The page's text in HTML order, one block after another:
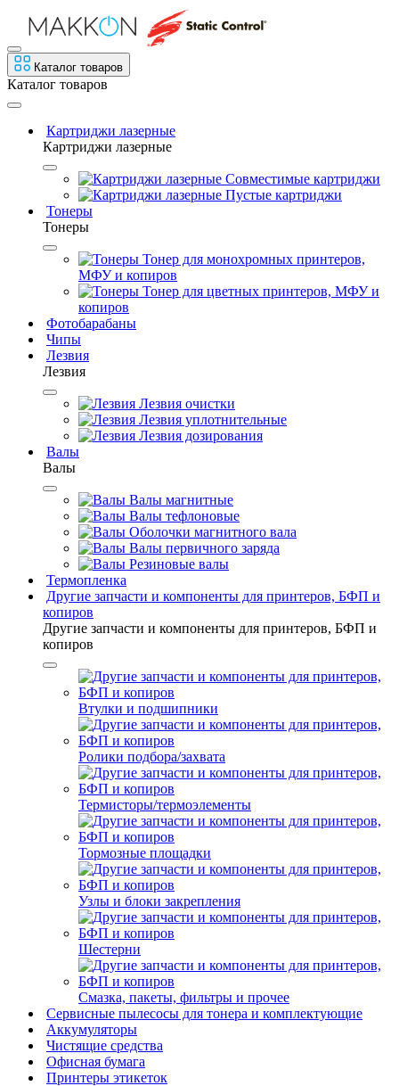
Каталог товаров
Каталог товаров
Картриджи лазерные
Картриджи лазерные
Совместимые картриджи
Пустые картриджи
Тонеры
Тонеры
Тонер для монохромных принтеров,
МФУ и копиров
Тонер для цветных принтеров, МФУ и
копиров
Фотобарабаны
Чипы
Лезвия
Лезвия
Лезвия очистки
Лезвия уплотнительные
Лезвия дозирования
Валы
Валы
Валы магнитные
Валы тефлоновые
Оболочки магнитного вала
Валы первичного заряда
Резиновые валы
Термопленка
Другие запчасти и компоненты для принтеров, БФП и
копиров
Другие запчасти и компоненты для принтеров, БФП и
копиров
Втулки и подшипники
Ролики подбора/захвата
Термисторы/термоэлементы
Тормозные площадки
Узлы и блоки закрепления
Шестерни
Смазка, пакеты, фильтры и прочее
Сервисные пылесосы для тонера и комплектующие
Аккумуляторы
Чистящие средства
Офисная бумага
Принтеры этикеток